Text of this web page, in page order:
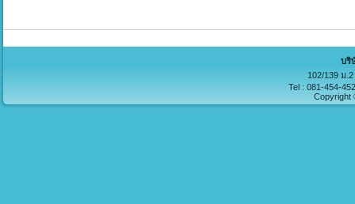
บริ
102/139 ม
Tel : 081-454-
Copyright